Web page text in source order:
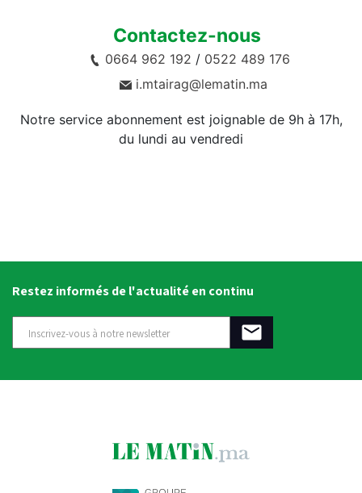
Contactez-nous
0664 962 192 / 0522 489 176
i.mtairag@lematin.ma
Notre service abonnement est joignable de 9h à 17h,
du lundi au vendredi
Restez informés de l'actualité en continu